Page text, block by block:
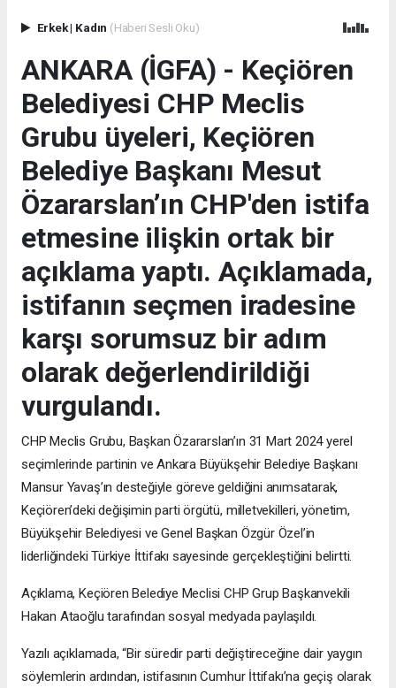
Erkek| Kadın (Haberi Sesli Oku)
ANKARA (İGFA) - Keçiören
Belediyesi CHP Meclis
Grubu üyeleri, Keçiören
Belediye Başkanı Mesut
Özararslan’ın CHP'den istifa
etmesine ilişkin ortak bir
açıklama yaptı. Açıklamada,
istifanın seçmen iradesine
karşı sorumsuz bir adım
olarak değerlendirildiği
vurgulandı.
CHP Meclis Grubu, Başkan Özararslan’ın 31 Mart 2024 yerel
seçimlerinde partinin ve Ankara Büyükşehir Belediye Başkanı
Mansur Yavaş’ın desteğiyle göreve geldiğini anımsatarak,
Keçiören’deki değişimin parti örgütü, milletvekilleri, yönetim,
Büyükşehir Belediyesi ve Genel Başkan Özgür Özel’in
liderliğindeki Türkiye İttifakı sayesinde gerçekleştiğini belirtti.
Açıklama, Keçiören Belediye Meclisi CHP Grup Başkanvekili
Hakan Ataoğlu tarafından sosyal medyada paylaşıldı.
Yazılı açıklamada, “Bir süredir parti değiştireceğine dair yaygın
söylemlerin ardından, istifasının Cumhur İttifakı’na geçiş olarak